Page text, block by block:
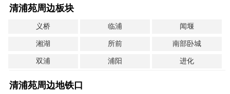
清浦苑周边板块
义桥 临浦 闻堰
湘湖 所前 南部卧城
双浦 浦阳 进化
清浦苑周边地铁口